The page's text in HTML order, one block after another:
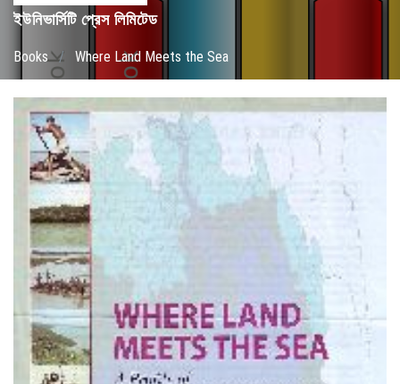
ইউনিভার্সিটি প্রেস লিমিটেড
Books / Where Land Meets the Sea